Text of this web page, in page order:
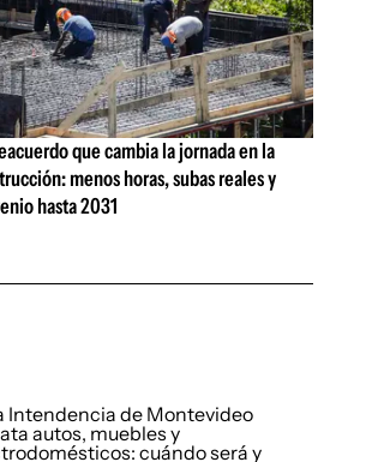
que cambia la jornada en la
menos horas, subas reales y
hasta 2031